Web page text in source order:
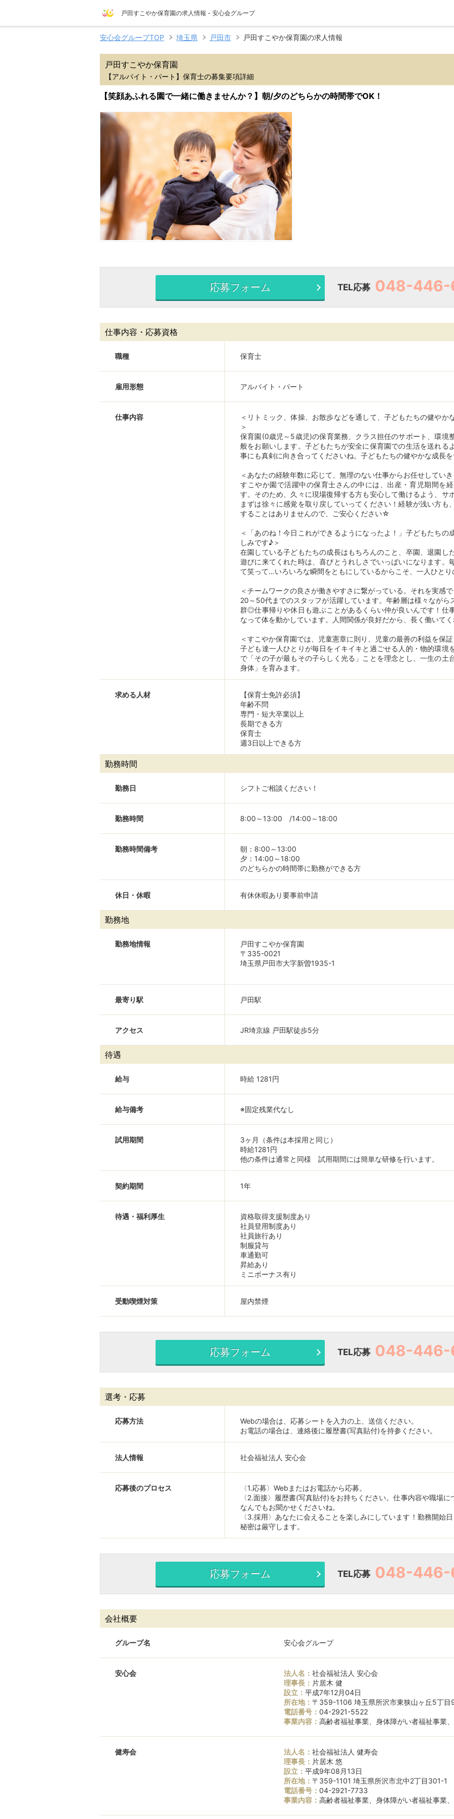
戸田すこやか保育園の求人情報 - 安心会グループ
安心会グループTOP 埼玉県 戸田市 戸田すこやか保育園の求人情報
戸田すこやか保育園
【アルバイト・パート】保育士の募集要項詳細
【笑顔あふれる園で一緒に働きませんか？】朝/夕のどちらかの時間帯でOK！
応募フォーム TEL応募 048-446-
仕事内容・応募資格
職種 保育士
雇用形態 アルバイト・パート
仕事内容
＜リトミック、体操、お散歩などを通して、子どもたちの健やか
＞
保育園(0歳児～5歳児)の保育業務、クラス担任のサポート、環境
般をお願いします。子どもたちが安全に保育園での生活を送れる
事にも真剣に向き合ってくださいね。子どもたちの健やかな成長
＜あなたの経験年数に応じて、無理のない仕事からお任せしてい
すこやか園で活躍中の保育士さんの中には、出産・育児期間を
す。そのため、久々に現場復帰する方も安心して働けるよう、サ
まずは徐々に感覚を取り戻していってください！経験が浅い方も
することはありませんので、ご安心ください☆
＜「あのね！今日これができるようになったよ！」子どもたちの
しみです♪＞
在園している子どもたちの成長はもちろんのこと、卒園、退園し
遊びに来てくれた時は、喜びとうれしさでいっぱいになります。
て笑って…いろいろな瞬間をともにしているからこそ、一人ひと
＜チームワークの良さが働きやすさに繋がっている。それを実感
20～50代までのスタッフが活躍しています。年齢層は様々ながら
群◎仕事帰りや休日も遊ぶことがあるくらい仲が良いんです！仕
なって体を動かしています。人間関係が良好だから、長く働いて
＜すこやか保育園では、児童憲章に則り、児童の最善の利益を保
子ども達一人ひとりが毎日をイキイキと過ごせる人的・物的環境
で「その子が最もその子らしく光る」ことを理念とし、一生の土
身体」を育みます。
求める人材
【保育士免許必須】
年齢不問
専門・短大卒業以上
長期できる方
保育士
週3日以上できる方
勤務時間
勤務日 シフトご相談ください！
勤務時間 8:00～13:00 /14:00～18:00
勤務時間備考
朝：8:00～13:00
夕：14:00～18:00
のどちらかの時間帯に勤務ができる方
休日・休暇 有休休暇あり要事前申請
勤務地
勤務地情報
戸田すこやか保育園
〒335-0021
埼玉県戸田市大字新曽1935-1
最寄り駅 戸田駅
アクセス JR埼京線 戸田駅徒歩5分
待遇
給与 時給 1281円
給与備考 ※固定残業代なし
試用期間
3ヶ月（条件は本採用と同じ）
時給1281円
他の条件は通常と同様 試用期間には簡単な研修を行います。
契約期間 1年
待遇・福利厚生
資格取得支援制度あり
社員登用制度あり
社員旅行あり
制服貸与
車通勤可
昇給あり
ミニボーナス有り
受動喫煙対策 屋内禁煙
応募フォーム TEL応募 048-446-
選考・応募
応募方法
Webの場合は、応募シートを入力の上、送信ください。
お電話の場合は、連絡後に履歴書(写真貼付)を持参ください。
法人情報 社会福祉法人 安心会
応募後のプロセス
〈1.応募〉Webまたはお電話から応募。
〈2.面接〉履歴書(写真貼付)をお持ちください。仕事内容や職場
なんでもお聞かせくださいね。
〈3.採用〉あなたに会えることを楽しみにしています！勤務開始
秘密は厳守します。
応募フォーム TEL応募 048-446-
会社概要
グループ名 安心会グループ
安心会 法人名： 社会福祉法人 安心会
理事長： 片居木 健
設立： 平成7年12月04日
所在地： 〒359-1106 埼玉県所沢市東狭山ヶ丘5丁目
電話番号： 04-2921-5522
事業内容： 高齢者福祉事業、身体障がい者福祉事業
健寿会 法人名： 社会福祉法人 健寿会
理事長： 片居木 悠
設立： 平成9年08月13日
所在地： 〒359-1101 埼玉県所沢市北中2丁目301-1
電話番号： 04-2921-7733
事業内容： 高齢者福祉事業、身体障がい者福祉事業